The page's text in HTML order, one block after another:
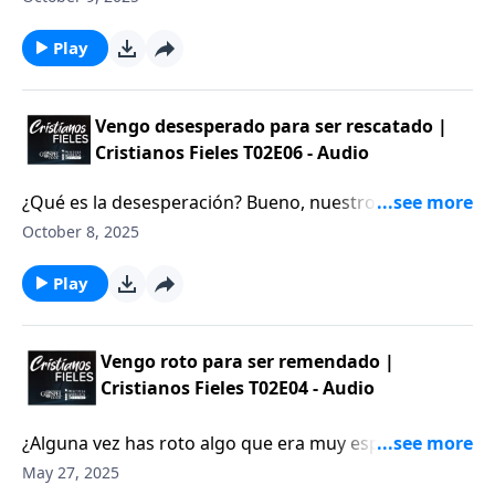
por algo? ¿Qué tal ahora? Abramos nuestras Biblias y
veamos lo que Dios tiene que decir sobre este tema.
Play
Vengo desesperado para ser rescatado |
Cristianos Fieles T02E06 - Audio
¿Qué es la desesperación? Bueno, nuestro hermoso
idioma español la define como “pérdida total de la
por algo? ¿Qué tal ahora? Abramos nuestras Biblias y
veamos lo que Dios tiene que decir sobre este tema.
October 8, 2025
Play
Vengo roto para ser remendado |
Cristianos Fieles T02E04 - Audio
¿Alguna vez has roto algo que era muy especial para
ti? Quizás el juguete favorito de tu infancia, o un
May 27, 2025